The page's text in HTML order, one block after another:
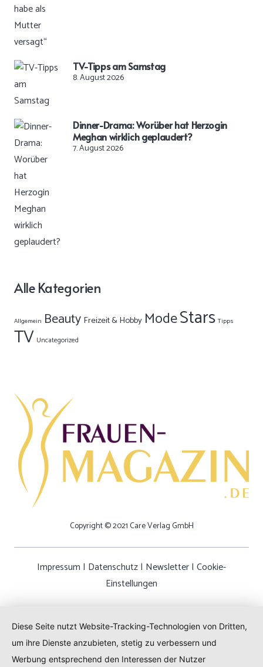
TV-Tipps am Samstag
8. August 2026
Dinner-Drama: Worüber hat Herzogin
Meghan wirklich geplaudert?
7. August 2026
Alle Kategorien
Allgemein Beauty Freizeit & Hobby ModeStars Tipps
TV Uncategorized
Copyright © 2021 Care Verlag GmbH
Impressum | Datenschutz| Newsletter| Cookie-
Einstellungen
Diese Seite nutzt Website-Tracking-Technologien von Dritten,
um ihre Dienste anzubieten, stetig zu verbessern und
Werbung entsprechend den Interessen der Nutzer